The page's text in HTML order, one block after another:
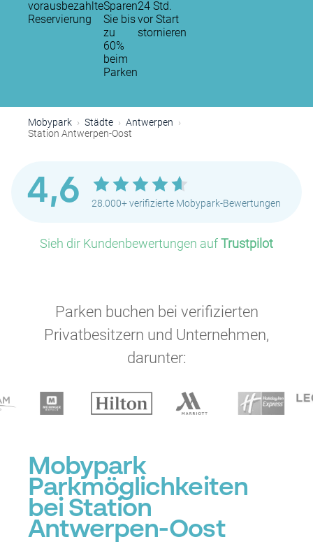
vorausbezahlte
Reservierung
Sparen
Sie bis
zu
60%
beim
Parken
24 Std.
vor Start
stornieren
Mobypark Städte
Antwerpen
Station Antwerpen-Oost
4,6 28.000+ verifizierte Mobypark-Bewertungen
Sieh dir Kundenbewertungen aufTrustpilot
Parken buchen bei verifizierten
Privatbesitzern und Unternehmen,
darunter:
Mobypark
Parkmöglichkeiten
bei Station
Antwerpen-Oost